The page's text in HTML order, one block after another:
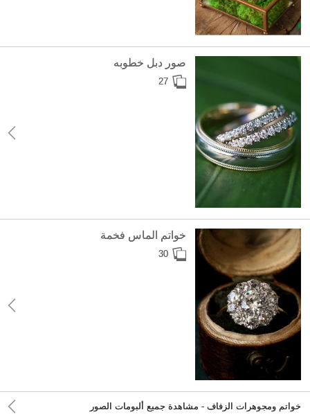
صور دبل خطوبه
27
خواتم الماس فخمة
30
خواتم ومجوهرات الزفاف - مشاهدة جميع ألبومات الصور